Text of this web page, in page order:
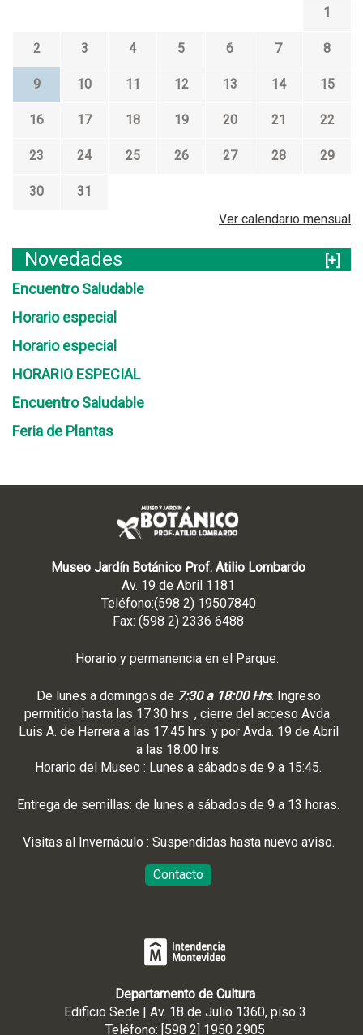
1
2 3 4 5 6 7 8
9 10 11 12 13 14 15
16 17 18 19 20 21 22
23 24 25 26 27 28 29
30
31
Ver calendario mensual
Novedades
[+]
Encuentro Saludable
Horario especial
Horario especial
HORARIO ESPECIAL
Encuentro Saludable
Feria de Plantas
Museo Jardín Botánico Prof. Atilio Lombardo
Av. 19 de Abril 1181
Teléfono:(598 2) 19507840
Fax: (598 2) 2336 6488
Horario y permanencia en el Parque:
De lunes a domingos de 7:30 a 18:00 Hrs. Ingreso
permitido hasta las 17:30 hrs. , cierre del acceso Avda.
Luis A. de Herrera a las 17:45 hrs. y por Avda. 19 de Abril
a las 18:00 hrs.
Horario del Museo : Lunes a sábados de 9 a 15:45.
Entrega de semillas: de lunes a sábados de 9 a 13 horas.
Visitas al Invernáculo : Suspendidas hasta nuevo aviso.
Contacto
Departamento de Cultura
Edificio Sede | Av. 18 de Julio 1360, piso 3
Teléfono: [598 2] 1950 2905